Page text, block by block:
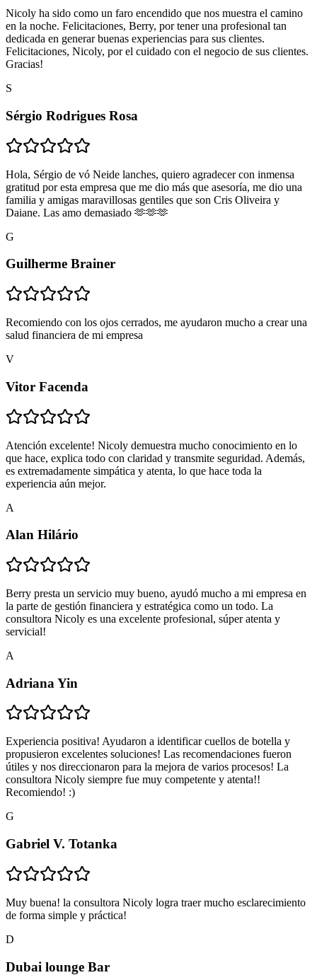
Nicoly ha sido como un faro encendido que nos muestra el camino
en la noche. Felicitaciones, Berry, por tener una profesional tan
dedicada en generar buenas experiencias para sus clientes.
Felicitaciones, Nicoly, por el cuidado con el negocio de sus clientes.
Gracias!
S
Sérgio Rodrigues Rosa
Hola, Sérgio de vó Neide lanches, quiero agradecer con inmensa
gratitud por esta empresa que me dio más que asesoría, me dio una
familia y amigas maravillosas gentiles que son Cris Oliveira y
Daiane. Las amo demasiado 🫶🫶🫶
G
Guilherme Brainer
Recomiendo con los ojos cerrados, me ayudaron mucho a crear una
salud financiera de mi empresa
V
Vitor Facenda
Atención excelente! Nicoly demuestra mucho conocimiento en lo
que hace, explica todo con claridad y transmite seguridad. Además,
es extremadamente simpática y atenta, lo que hace toda la
experiencia aún mejor.
A
Alan Hilário
Berry presta un servicio muy bueno, ayudó mucho a mi empresa en
la parte de gestión financiera y estratégica como un todo. La
consultora Nicoly es una excelente profesional, súper atenta y
servicial!
A
Adriana Yin
Experiencia positiva! Ayudaron a identificar cuellos de botella y
propusieron excelentes soluciones! Las recomendaciones fueron
útiles y nos direccionaron para la mejora de varios procesos! La
consultora Nicoly siempre fue muy competente y atenta!!
Recomiendo! :)
G
Gabriel V. Totanka
Muy buena! la consultora Nicoly logra traer mucho esclarecimiento
de forma simple y práctica!
D
Dubai lounge Bar